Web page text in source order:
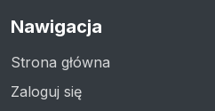
Nawigacja
Strona główna
Zaloguj się